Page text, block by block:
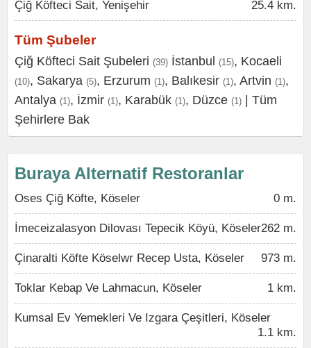
Çiğ Köfteci Sait, Yenişehir 25.4 km.
Tüm Şubeler
Çiğ Köfteci Sait Şubeleri (39) İstanbul (15), Kocaeli
(10), Sakarya (5), Erzurum (1), Balıkesir (1), Artvin (1),
Antalya (1), İzmir (1), Karabük (1), Düzce (1)
Tüm
Şehirlere Bak
Buraya Alternatif Restoranlar
Oses Çiğ Köfte, Köseler 0 m.
İmeceizalasyon Dilovası Tepecik Köyü, Köseler262 m.
Çinaralti Köfte Köselwr Recep Usta, Köseler 973 m.
Toklar Kebap Ve Lahmacun, Köseler 1 km.
Kumsal Ev Yemekleri Ve Izgara Çeşitleri, Köseler
1.1 km.